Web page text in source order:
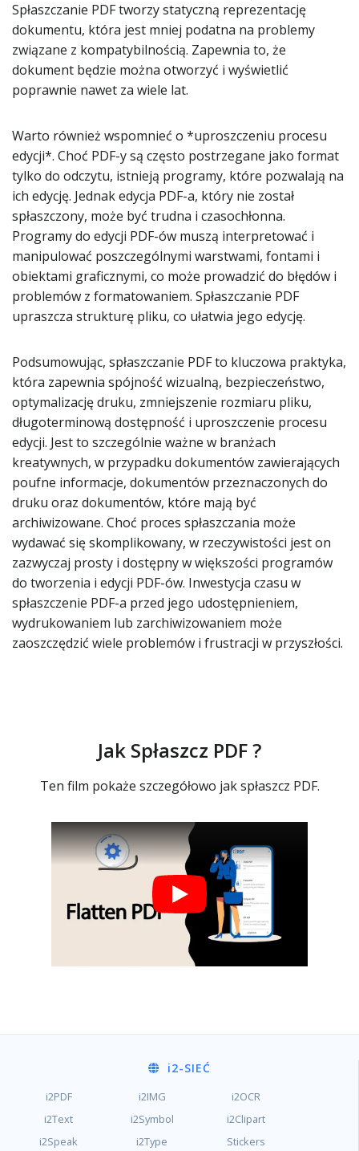
Spłaszczanie PDF tworzy statyczną reprezentację
dokumentu, która jest mniej podatna na problemy
związane z kompatybilnością. Zapewnia to, że
dokument będzie można otworzyć i wyświetlić
poprawnie nawet za wiele lat.
Warto również wspomnieć o *uproszczeniu procesu
edycji*. Choć PDF-y są często postrzegane jako format
tylko do odczytu, istnieją programy, które pozwalają na
ich edycję. Jednak edycja PDF-a, który nie został
spłaszczony, może być trudna i czasochłonna.
Programy do edycji PDF-ów muszą interpretować i
manipulować poszczególnymi warstwami, fontami i
obiektami graficznymi, co może prowadzić do błędów i
problemów z formatowaniem. Spłaszczanie PDF
upraszcza strukturę pliku, co ułatwia jego edycję.
Podsumowując, spłaszczanie PDF to kluczowa praktyka,
która zapewnia spójność wizualną, bezpieczeństwo,
optymalizację druku, zmniejszenie rozmiaru pliku,
długoterminową dostępność i uproszczenie procesu
edycji. Jest to szczególnie ważne w branżach
kreatywnych, w przypadku dokumentów zawierających
poufne informacje, dokumentów przeznaczonych do
druku oraz dokumentów, które mają być
archiwizowane. Choć proces spłaszczania może
wydawać się skomplikowany, w rzeczywistości jest on
zazwyczaj prosty i dostępny w większości programów
do tworzenia i edycji PDF-ów. Inwestycja czasu w
spłaszczenie PDF-a przed jego udostępnieniem,
wydrukowaniem lub zarchiwizowaniem może
zaoszczędzić wiele problemów i frustracji w przyszłości.
Jak Spłaszcz PDF ?
Ten film pokaże szczegółowo jak spłaszcz PDF.
i2-SIEĆ
i2PDF i2IMG
i2OCR
i2Text
i2Symbol
i2Clipart
i2Speak
i2Type Stickers